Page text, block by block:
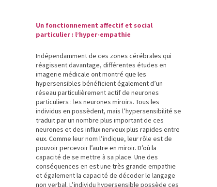
Un fonctionnement affectif et social
particulier : l’hyper-empathie
Indépendamment de ces zones cérébrales qui
réagissent davantage, différentes études en
imagerie médicale ont montré que les
hypersensibles bénéficient également d’un
réseau particulièrement actif de neurones
particuliers : les neurones miroirs. Tous les
individus en possèdent, mais l’hypersensibilité se
traduit par un nombre plus important de ces
neurones et des influx nerveux plus rapides entre
eux. Comme leur nom l’indique, leur rôle est de
pouvoir percevoir l’autre en miroir. D’où la
capacité de se mettre à sa place. Une des
conséquences en est une très grande empathie
et également la capacité de décoder le langage
non verbal. L’individu hypersensible possède ces